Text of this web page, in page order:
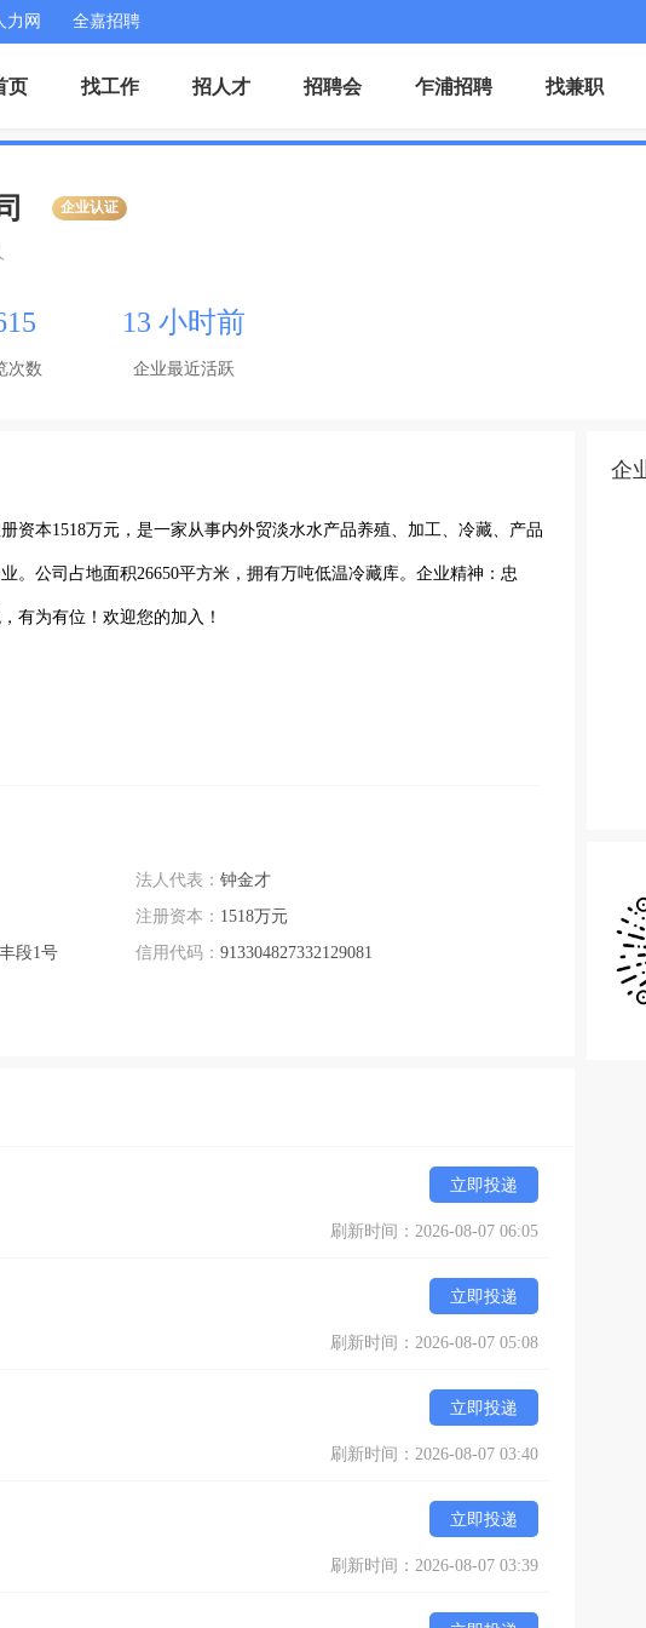
力网 全嘉招聘
页 找工作 招人才 招聘会 乍浦招聘 找兼职
企业认证
次数
13 小时前
企业最近活跃
资本1518万元，是一家从事内外贸淡水水产品养殖、加工、冷藏、产品
。公司占地面积26650平方米，拥有万吨低温冷藏库。企业精神：忠
有为有位！欢迎您的加入！
段1号
法人代表： 钟金才
注册资本： 1518万元
信用代码： 913304827332129081
立即投递
刷新时间：2026-08-07 06:05
立即投递
刷新时间：2026-08-07 05:08
立即投递
刷新时间：2026-08-07 03:40
立即投递
刷新时间：2026-08-07 03:39
企